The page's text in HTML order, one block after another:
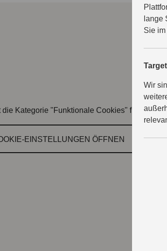
lange
Sie
Wir
die Kategorie "Funktionale Cookies"
ÖFFNEN